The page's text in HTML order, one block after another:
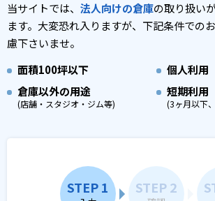
当サイトでは、 法人向けの倉庫の取り扱い
ます。 大変恐れ入りますが、下記条件での
慮下さいませ。
面積100坪以下
個人利用
倉庫以外の用途
(店舗・スタジオ・ジム等)
短期利用
(3ヶ月以下
STEP 1 STEP 2